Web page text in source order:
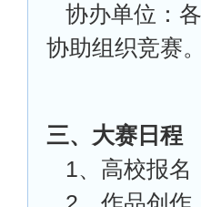
协办单位：
协助组织竞赛。
三、大赛日程
1、高校报